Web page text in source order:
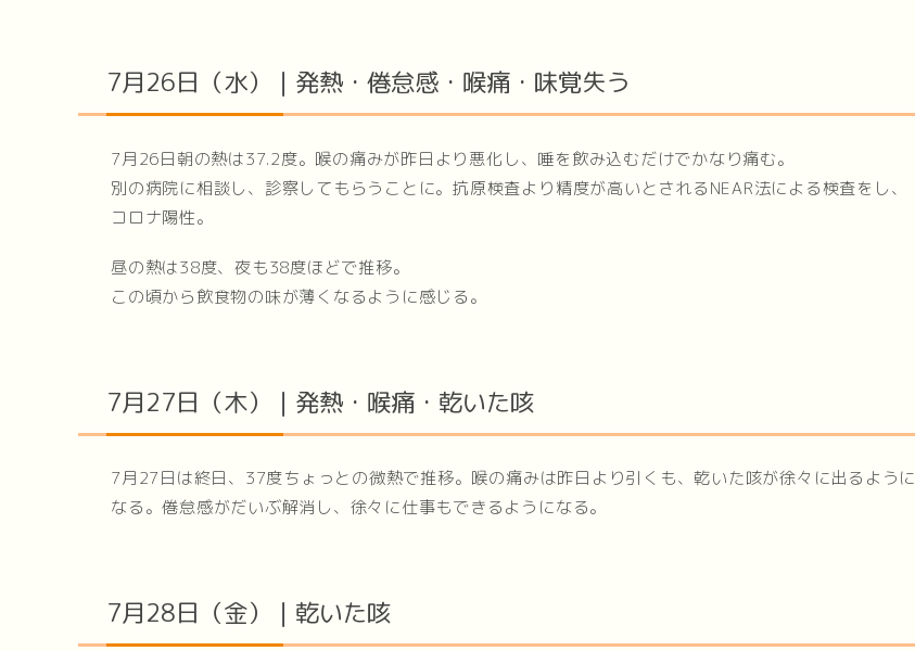
7月26日（水）｜発熱・倦怠感・喉痛・味覚失う
7月26日朝の熱は37.2度。喉の痛みが昨日より悪化し、唾を飲み込むだけでかなり痛む。
別の病院に相談し、診察してもらうことに。抗原検査より精度が高いとされるNEAR法による検査をし、
コロナ陽性。
昼の熱は38度、夜も38度ほどで推移。
この頃から飲食物の味が薄くなるように感じる。
7月27日（木）｜発熱・喉痛・乾いた咳
7月27日は終日、37度ちょっとの微熱で推移。喉の痛みは昨日より引くも、乾いた咳が徐々に出るように
なる。倦怠感がだいぶ解消し、徐々に仕事もできるようになる。
7月28日（金）｜乾いた咳